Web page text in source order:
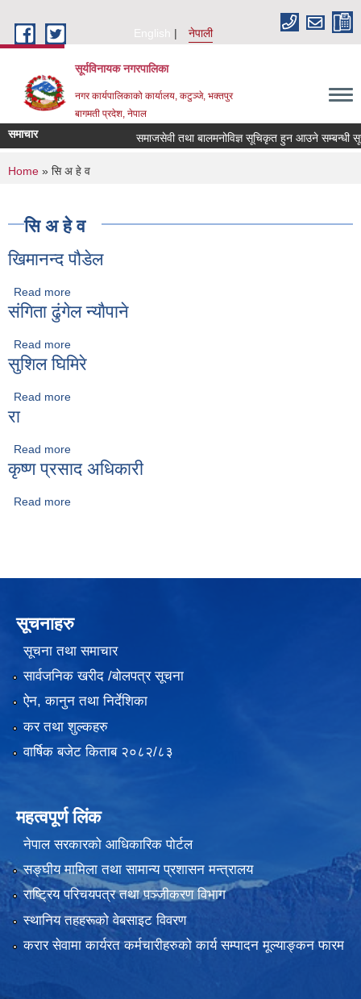
English
नेपाली
सूर्यविनायक नगरपालिका
नगर कार्यपालिकाको कार्यालय, कटुञ्जे, भक्तपुर
बागमती प्रदेश, नेपाल
समाचार समाजसेवी तथा बालमनोविज्ञ सूचिकृत हुन आउने सम्बन्धी
You are here
Home » सि अ हे व
सि अ हे व
खिमानन्द पौडेल
Read more
संगिता ढुंगेल न्याैपाने
Read more
सुशिल घिमिरे
Read more
रा
Read more
कृष्ण प्रसाद अधिकारी
Read more
सूचनाहरु
सूचना तथा समाचार
सार्वजनिक खरीद /बोलपत्र सूचना
ऐन, कानुन तथा निर्देशिका
कर तथा शुल्कहरु
वार्षिक बजेट किताब २०८२/८३
महत्वपूर्ण लिंक
नेपाल सरकारको आधिकारिक पोर्टल
सङ्‍घीय मामिला तथा सामान्य प्रशासन मन्त्रालय
राष्ट्रिय परिचयपत्र तथा पञ्जीकरण विभाग
स्थानिय तहहरूको वेबसाइट विवरण
करार सेवामा कार्यरत कर्मचारीहरुको कार्य सम्पादन मूल्याङ्कन फारम